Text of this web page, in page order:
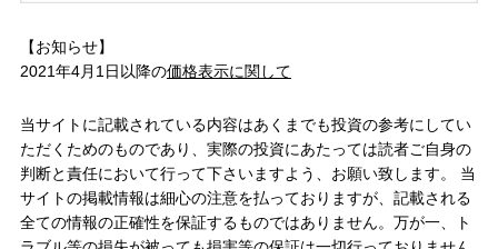
【お知らせ】
2021年4月1日以降の価格表示に関して
当サイトに記載されている内容はあくまでも投資の参考にしてい
ただくためのものであり、実際の投資にあたっては読者ご自身の
判断と責任において行って下さいますよう、お願い致します。 当
サイトの掲載情報は細心の注意を払っておりますが、記載される
全ての情報の正確性を保証するものではありません。万が一、ト